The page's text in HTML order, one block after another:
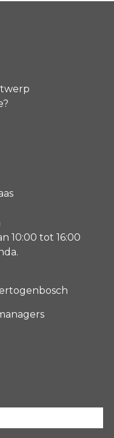
10:00 tot 16:00
.